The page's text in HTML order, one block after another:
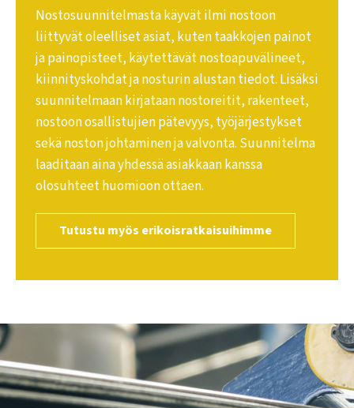
Nostosuunnitelmasta käyvät ilmi nostoon
liittyvät oleelliset asiat, kuten taakkojen painot
ja painopisteet, käytettävät nostoapuvälineet,
kiinnityskohdat ja nosturin alustan tiedot. Lisäksi
suunnitelmaan kirjataan nostoreitit, rakenteet,
nostoon osallistujien pätevyys, työjärjestykset
sekä noston johtaminen ja valvonta. Suunnitelma
laaditaan aina yhdessä asiakkaan kanssa
olosuhteet huomioon ottaen.
Tutustu myös erikoisratkaisuihimme